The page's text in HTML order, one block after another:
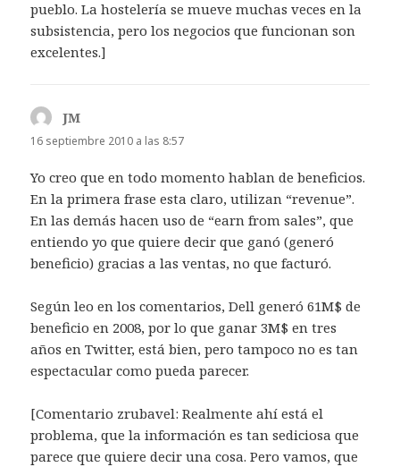
pueblo. La hostelería se mueve muchas veces en la
subsistencia, pero los negocios que funcionan son
excelentes.]
JM
16 septiembre 2010 a las 8:57
Yo creo que en todo momento hablan de beneficios.
En la primera frase esta claro, utilizan “revenue”.
En las demás hacen uso de “earn from sales”, que
entiendo yo que quiere decir que ganó (generó
beneficio) gracias a las ventas, no que facturó.
Según leo en los comentarios, Dell generó 61M$ de
beneficio en 2008, por lo que ganar 3M$ en tres
años en Twitter, está bien, pero tampoco no es tan
espectacular como pueda parecer.
[Comentario zrubavel: Realmente ahí está el
problema, que la información es tan sediciosa que
parece que quiere decir una cosa. Pero vamos, que